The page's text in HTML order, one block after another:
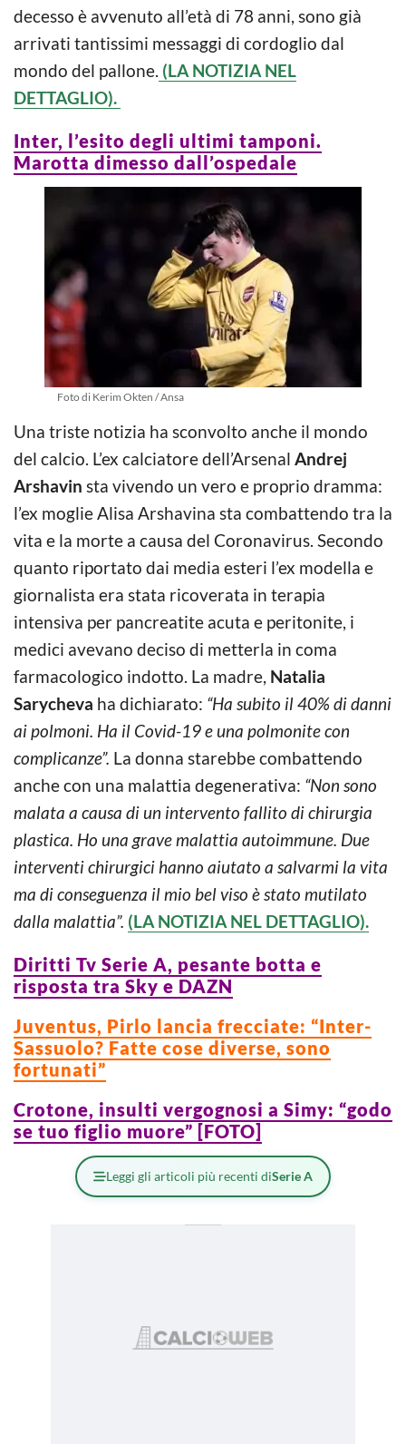
decesso è avvenuto all’età di 78 anni, sono già
arrivati tantissimi messaggi di cordoglio dal
mondo del pallone. (LA NOTIZIA NEL
DETTAGLIO).
Inter, l’esito degli ultimi tamponi.
Marotta dimesso dall’ospedale
Foto di Kerim Okten / Ansa
Una triste notizia ha sconvolto anche il mondo
del calcio. L’ex calciatore dell’Arsenal Andrej
Arshavin sta vivendo un vero e proprio dramma:
l’ex moglie Alisa Arshavina sta combattendo tra la
vita e la morte a causa del Coronavirus. Secondo
quanto riportato dai media esteri l’ex modella e
giornalista era stata ricoverata in terapia
intensiva per pancreatite acuta e peritonite, i
medici avevano deciso di metterla in coma
farmacologico indotto. La madre, Natalia
Sarycheva ha dichiarato: “Ha subito il 40% di danni
ai polmoni. Ha il Covid-19 e una polmonite con
complicanze”. La donna starebbe combattendo
anche con una malattia degenerativa: “Non sono
malata a causa di un intervento fallito di chirurgia
plastica. Ho una grave malattia autoimmune. Due
interventi chirurgici hanno aiutato a salvarmi la vita
ma di conseguenza il mio bel viso è stato mutilato
dalla malattia”. (LA NOTIZIA NEL DETTAGLIO).
Diritti Tv Serie A, pesante botta e
risposta tra Sky e DAZN
Juventus, Pirlo lancia frecciate: “Inter-
Sassuolo? Fatte cose diverse, sono
fortunati”
Crotone, insulti vergognosi a Simy: “godo
se tuo figlio muore” [FOTO]
Leggi gli articoli più recenti diSerie A